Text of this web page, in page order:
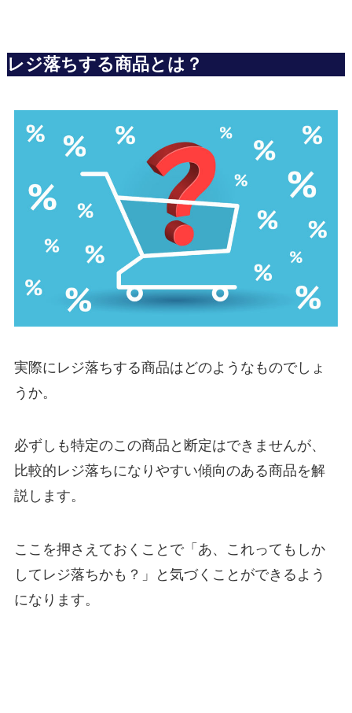
レジ落ちする商品とは？
実際にレジ落ちする商品はどのようなものでしょ
うか。
必ずしも特定のこの商品と断定はできませんが、
比較的レジ落ちになりやすい傾向のある商品を解
説します。
ここを押さえておくことで「あ、これってもしか
してレジ落ちかも？」と気づくことができるよう
になります。